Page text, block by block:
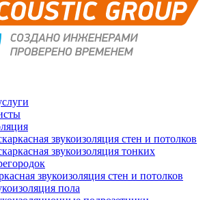
звукоизоляция стен и потолков
звукоизоляция тонких
звукоизоляция стен и потолков
пола